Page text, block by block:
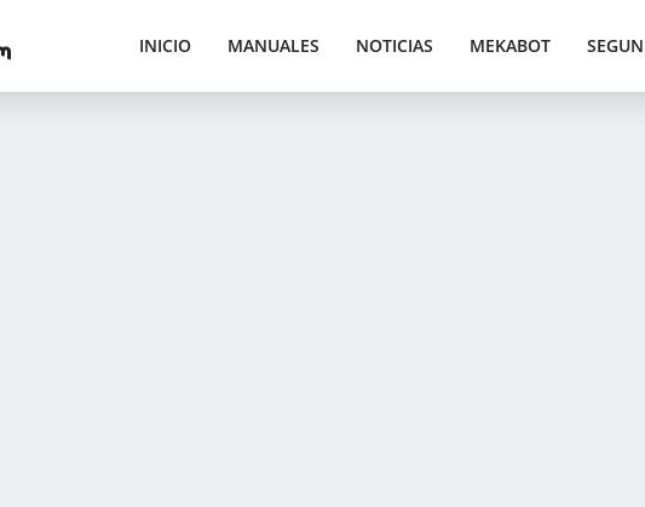
INICIO MANUALES NOTICIAS MEKABOT